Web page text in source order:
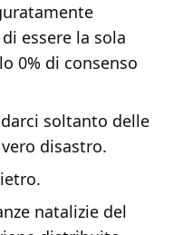
essere la sola
0% di consenso
soltanto delle
disastro.
natalizie del